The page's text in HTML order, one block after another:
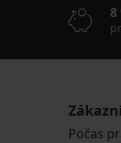
Počas